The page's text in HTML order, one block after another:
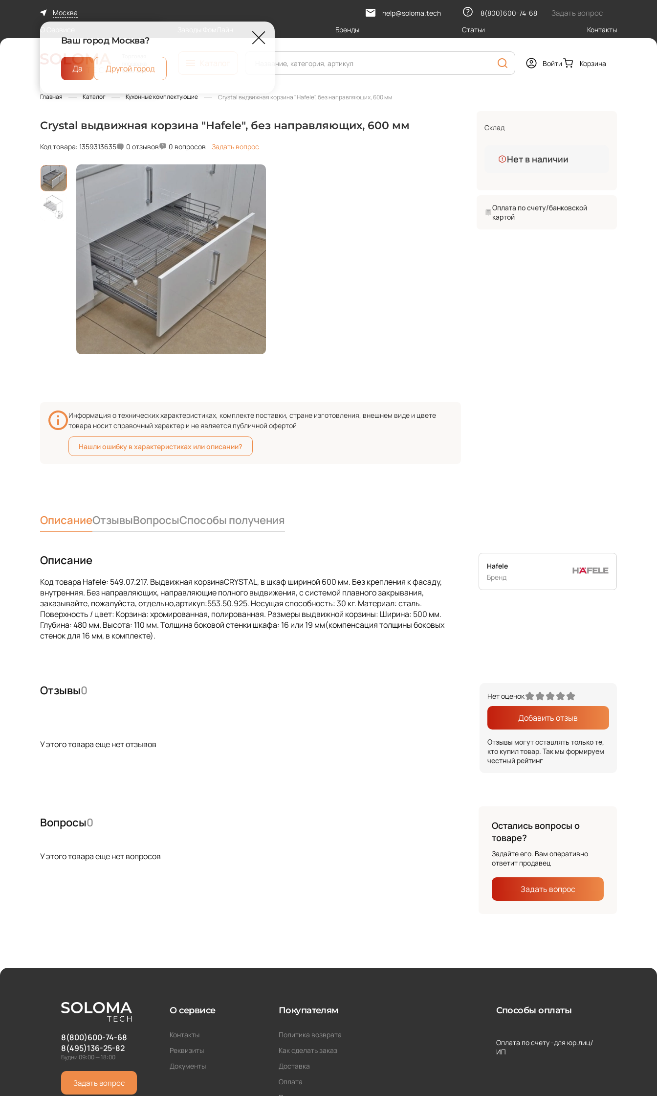
Москва help@soloma.tech 8(800)600-74-68 Задать вопрос
О Сервисе Бренды Статьи Контакты
Торговая
ФомЛайн
Войти Корзина
Главная Каталог Кухонные комплектующие Crystal выдвижная корзина "Hafele", без направляющих, 600 мм
Crystal выдвижная корзина "Hafele", без направляющих, 600 мм
Код товара: 1359313635 0 отзывов 0 вопросов Задать вопрос
Склад
Нет в наличии
Оплата по счету/банковской
картой
Информация о технических характеристиках, комплекте поставки, стране изготовления, внешнем виде и цвете
товара носит справочный характер и не является публичной офертой
Нашли ошибку в характеристиках или описании?
ОписаниеОтзывыВопросыСпособы получения
Описание
Код товара Hafele: 549.07.217. Выдвижная корзинаCRYSTAL, в шкаф шириной 600 мм. Без крепления к фасаду,
внутренняя. Без направляющих, направляющие полного выдвижения, с системой плавного закрывания,
заказывайте, пожалуйста, отдельно,артикул:553.50.925. Несущая способность: 30 кг. Материал: сталь.
Поверхность / цвет: Корзина: хромированная, полированная. Размеры выдвижной корзины: Ширина: 500 мм.
Глубина: 480 мм. Высота: 110 мм. Толщина боковой стенки шкафа: 16 или 19 мм(компенсация толщины боковых
стенок для 16 мм, в комплекте).
Hafele
Бренд
Отзывы0
У этого товара еще нет отзывов
Нет оценок
Добавить отзыв
Отзывы могут оставлять только те,
кто купил товар. Так мы формируем
честный рейтинг
Вопросы0
У этого товара еще нет вопросов
Остались вопросы о
товаре?
Задайте его. Вам оперативно
ответит продавец
Задать вопрос
8(800)600-74-68
8(495)136-25-82
Будни 09:00 — 18:00
Задать вопрос
О сервисе
Контакты
Реквизиты
Документы
Покупателям
Политика возврата
Как сделать заказ
Доставка
Оплата
Способы оплаты
Оплата по счету -для юр.лиц/
ИП
Ваш город Москва?
Да Другой город